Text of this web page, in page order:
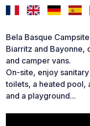
Bela Basque
Biarritz and Bayonne,
and camper vans.
On-site, enjoy
toilets, a heated pool,
and a playground...